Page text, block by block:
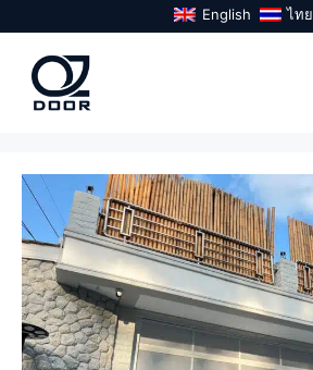
to
content
English ไทย